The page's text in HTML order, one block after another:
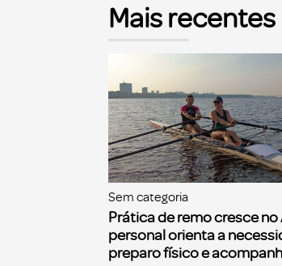
Mais recentes
Sem categoria
Prática de remo cresce no
personal orienta a
preparo físico e